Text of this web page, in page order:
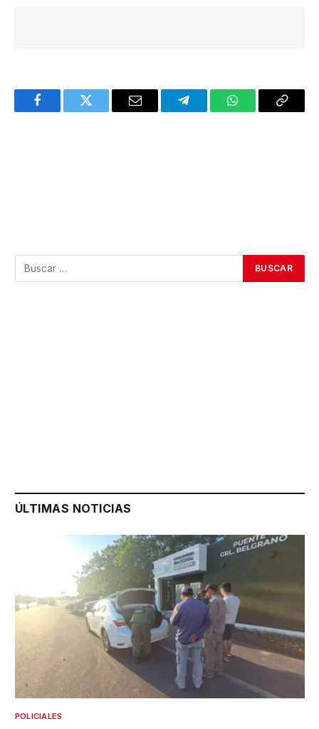
FacebookTwitter Email TelegramWhatsAppCopy
ÚLTIMAS NOTICIAS
POLICIALES